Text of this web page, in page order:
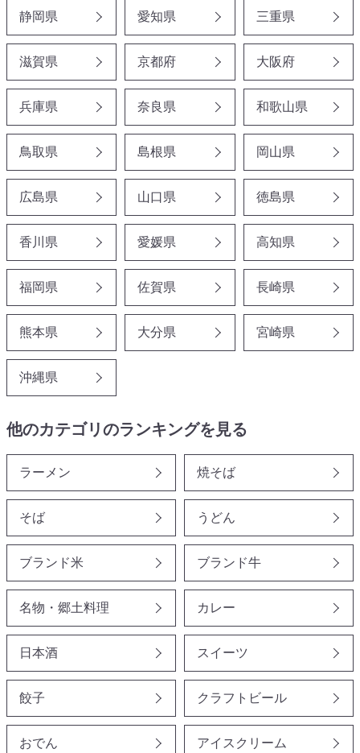
静岡県 愛知県 三重県
滋賀県 京都府 大阪府
兵庫県 奈良県 和歌山県
鳥取県 島根県 岡山県
広島県 山口県 徳島県
香川県 愛媛県 高知県
福岡県 佐賀県 長崎県
熊本県 大分県 宮崎県
沖縄県
他のカテゴリのランキングを見る
ラーメン 焼そば
そば うどん
ブランド米 ブランド牛
名物・郷土料理 カレー
日本酒 スイーツ
餃子 クラフトビール
おでん アイスクリーム